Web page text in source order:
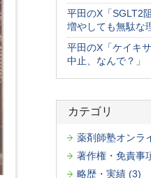
平田のX「SGLT2
増やしても無駄な
平田のX「ケイキ
中止、なんで？」
カテゴリ
薬剤師塾オンラ
著作権・免責事
略歴・実績 (3)